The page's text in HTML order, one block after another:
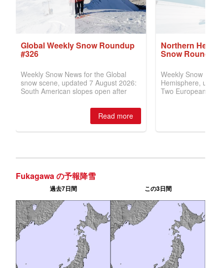
Fukagawa の予報降雪
過去7日間 この3日間